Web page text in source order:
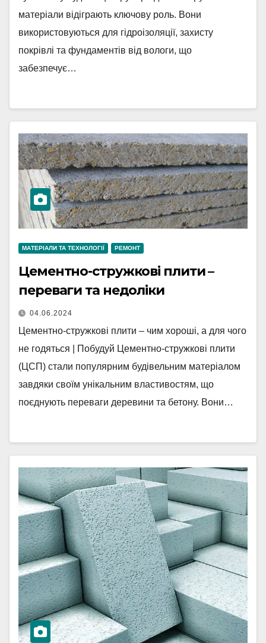
матеріали відіграють ключову роль. Вони
використовуються для гідроізоляції, захисту
покрівлі та фундаментів від вологи, що
забезпечує…
МАТЕРІАЛИ ТА ТЕХНОЛОГІЇ РЕМОНТ
Цементно-стружкові плити –
переваги та недоліки
04.06.2024
Цементно-стружкові плити – чим хороші, а для чого
не годяться | Побудуй Цементно-стружкові плити
(ЦСП) стали популярним будівельним матеріалом
завдяки своїм унікальним властивостям, що
поєднують переваги деревини та бетону. Вони…